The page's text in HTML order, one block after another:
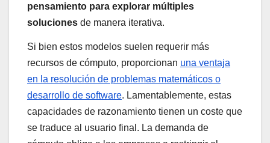
pensamiento para explorar múltiples
soluciones de manera iterativa.
Si bien estos modelos suelen requerir más
recursos de cómputo, proporcionan una ventaja
en la resolución de problemas matemáticos o
desarrollo de software. Lamentablemente, estas
capacidades de razonamiento tienen un coste que
se traduce al usuario final. La demanda de